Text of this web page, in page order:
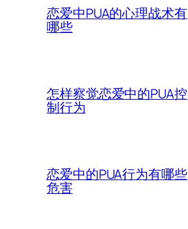
恋爱中PUA的心理战术有
哪些
怎样察觉恋爱中的PUA控
制行为
恋爱中的PUA行为有哪些
危害